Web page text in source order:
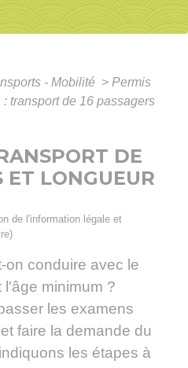
- Mobilité > Permis
transport de 16 passagers
DE
ET LONGUEUR
de l'information légale et
on conduire avec le
l'âge minimum ?
les examens
faire la demande du
les étapes à